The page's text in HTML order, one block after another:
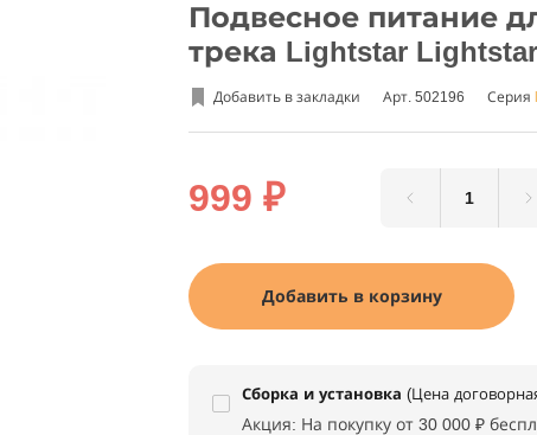
Подвесное питание
трека Lightstar Lightstar
Добавить в закладки Арт. 502196 Серия
999 ₽
Добавить в корзину
Сборка и установка (Цена
Акция: На покупку от 30 000 ₽